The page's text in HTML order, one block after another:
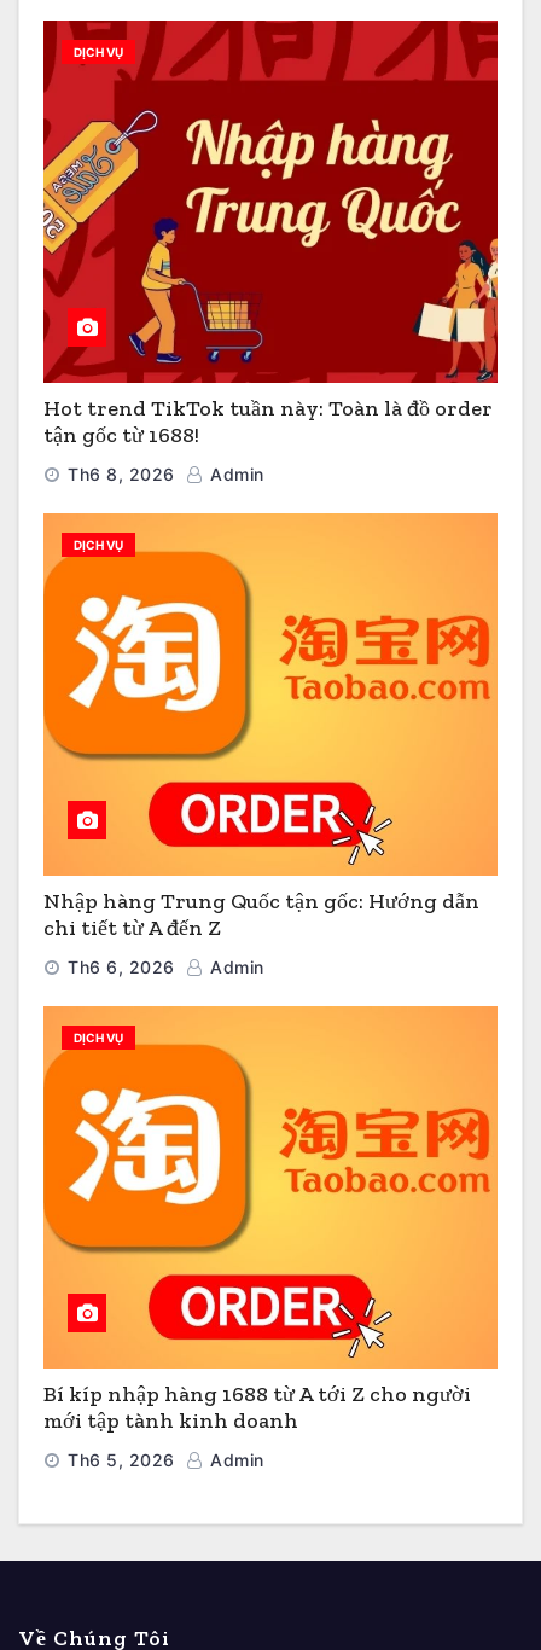
DỊCH VỤ
Hot trend TikTok tuần này: Toàn là đồ order
tận gốc từ 1688!
Th6 8, 2026 Admin
DỊCH VỤ
Nhập hàng Trung Quốc tận gốc: Hướng dẫn
chi tiết từ A đến Z
Th6 6, 2026 Admin
DỊCH VỤ
Bí kíp nhập hàng 1688 từ A tới Z cho người
mới tập tành kinh doanh
Th6 5, 2026 Admin
Về Chúng Tôi